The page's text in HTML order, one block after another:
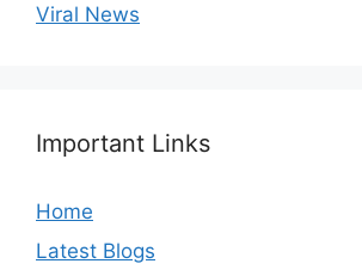
Viral News
Important Links
Home
Latest Blogs